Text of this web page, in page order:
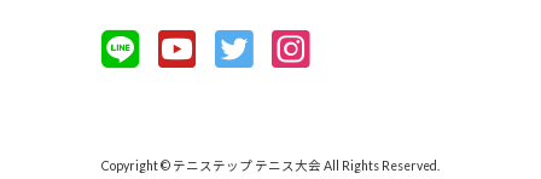
Copyright © テニステップ テニス大会 All Rights Reserved.